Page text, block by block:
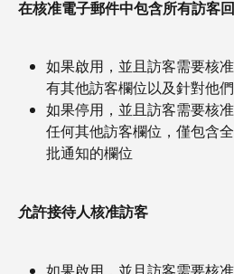
在核准電子郵件中包含所有訪客
如果啟用，並且訪客需要核
有其他訪客欄位以及針對他們
如果停用，並且訪客需要核
任何其他訪客欄位，僅包含
批通知的欄位
允許接待人核准訪客